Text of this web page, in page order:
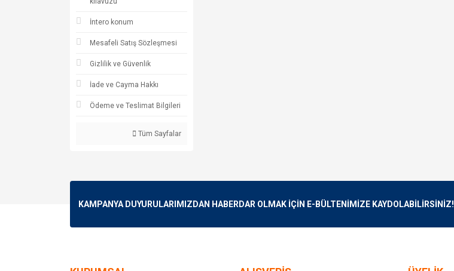
İntero konum
Mesafeli Satış Sözleşmesi
Gizlilik ve Güvenlik
İade ve Cayma Hakkı
Ödeme ve Teslimat Bilgileri
Tüm Sayfalar
KAMPANYA DUYURULARIMIZDAN HABERDAR OLMAK İÇİN E-BÜLTENİMİZE KAYDOLABİLİRSİNİZ!